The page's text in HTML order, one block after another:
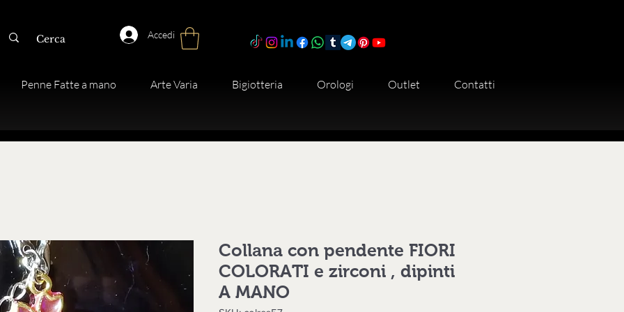
Accedi
Penne Fatte a mano Arte Varia Bigiotteria Orologi Outlet Contatti
Collana con pendente FIORI
COLORATI e zirconi , dipinti
A MANO